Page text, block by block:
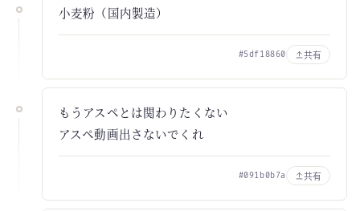
小麦粉（国内製造）
#5df18860 共有
もうアスペとは関わりたくない
アスペ動画出さないでくれ
#091b0b7a 共有